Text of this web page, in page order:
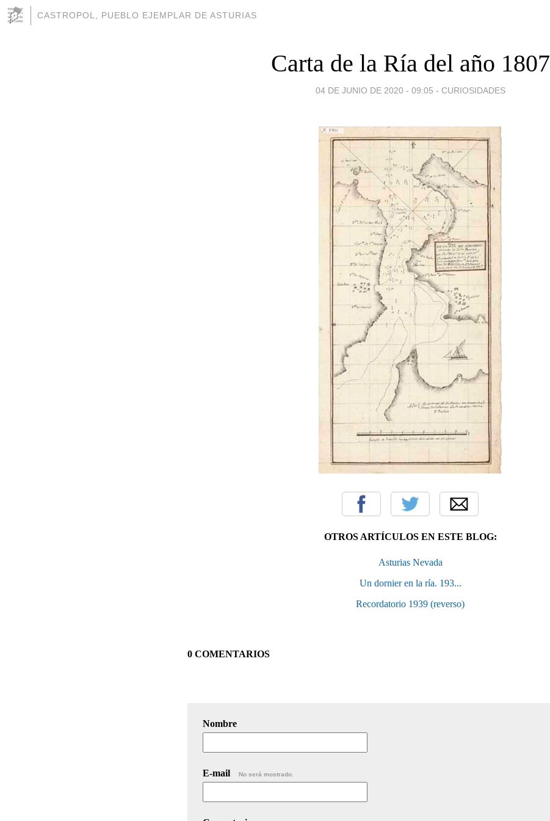
CASTROPOL, PUEBLO EJEMPLAR DE ASTURIAS
Carta de la Ría del año 1807
04 DE JUNIO DE 2020 - 09:05 - CURIOSIDADES
OTROS ARTÍCULOS EN ESTE BLOG:
Asturias Nevada
Un dornier en la ría. 193...
Recordatorio 1939 (reverso)
0 COMENTARIOS
Nombre
E-mail No será mostrado.